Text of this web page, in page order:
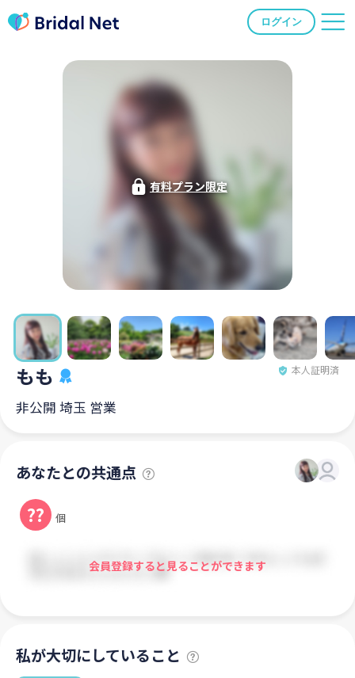
ログイン
有料プラン限定
もも 本人証明済
非公開 埼玉 営業
あなたとの共通点
?? 個
会員登録すると見ることができます
私が大切にしていること